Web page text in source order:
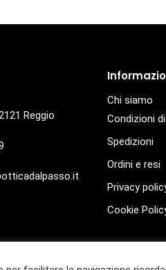
Reggio
Chi siamo
Condizioni
Spedizioni
Ordini e resi
Privacy
Cookie